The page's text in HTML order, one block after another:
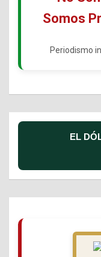
Somos
Periodismo
EL